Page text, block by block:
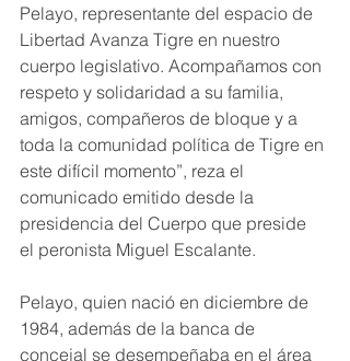
Pelayo, representante del espacio de
Libertad Avanza Tigre en nuestro
cuerpo legislativo. Acompañamos con
respeto y solidaridad a su familia,
amigos, compañeros de bloque y a
toda la comunidad política de Tigre en
este difícil momento”, reza el
comunicado emitido desde la
presidencia del Cuerpo que preside
el peronista Miguel Escalante.
Pelayo, quien nació en diciembre de
1984, además de la banca de
concejal se desempeñaba en el área